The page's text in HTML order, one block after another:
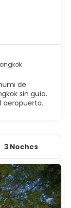
Hay muchas
para satisfacer
es tan
a
ruidosas y
Es uno de los
que visitar
de
sin guía.
aeropuerto.
3 Noches